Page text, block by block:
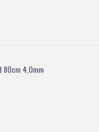
80cm 4,0mm